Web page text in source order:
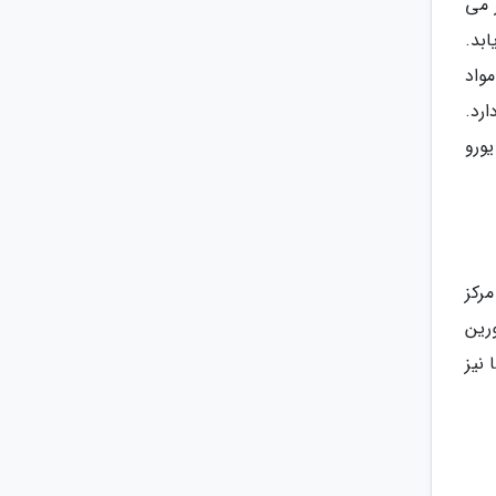
یورو کاهش می یابد.
برای خرید مواد
39 یورو هزینه دارد.
بعلاوه، هزینه های اضافی مانند اینترنت و تفریحات نیز باید مد نظر قرار گیرد که ممکن است به طور کلی بین 100 تا 200 یورو
در تورین
ها نیز